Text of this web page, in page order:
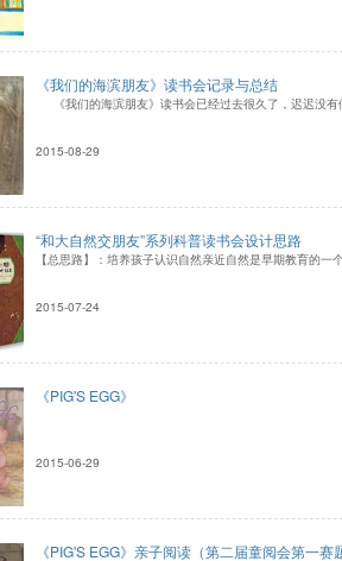
《我们的海滨朋友》读书会记录与总结
《我们的海滨朋友》读书会已经过去很久了，迟迟没
2015-08-29
“和大自然交朋友”系列科普读书会设计思路
【总思路】：培养孩子认识自然亲近自然是早期教育的
2015-07-24
《PIG'S EGG》
2015-06-29
《PIG'S EGG》亲子阅读（第二届童阅会第一赛